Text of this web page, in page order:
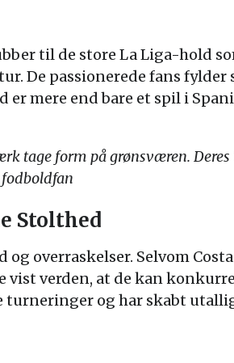
til de store La Liga-hold
De passionerede fans fylder
mere end bare et spil i
tage form på grønsværen.
Stolthed
og overraskelser. Selvom
verden, at de kan
turneringer og har skabt